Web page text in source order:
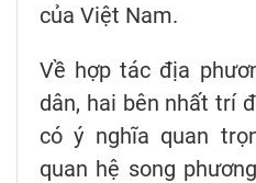
của Việt Nam.
Về hợp tác địa
dân, hai bên nhất trí
có ý nghĩa quan
quan hệ song